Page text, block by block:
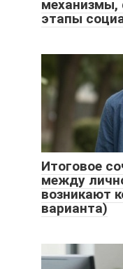
этапы
Итоговое
между
возникают
варианта)